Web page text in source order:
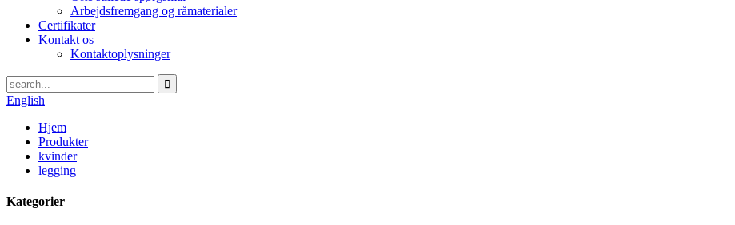
Arbejdsfremgang og råmaterialer
Certifikater
Kontakt os
Kontaktoplysninger
English
Hjem
Produkter
kvinder
legging
Kategorier